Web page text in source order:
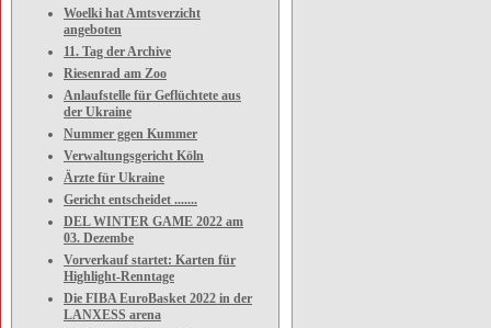
Woelki hat Amtsverzicht
angeboten
11. Tag der Archive
Riesenrad am Zoo
Anlaufstelle für Geflüchtete aus
der Ukraine
Nummer ggen Kummer
Verwaltungsgericht Köln
Ärzte für Ukraine
Gericht entscheidet .......
DEL WINTER GAME 2022 am
03. Dezembe
Vorverkauf startet: Karten für
Highlight-Renntage
Die FIBA EuroBasket 2022 in der
LANXESS arena